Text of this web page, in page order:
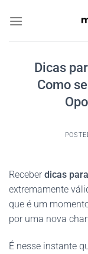
Dicas
Como
Receberdicas
extremamente
que é um
por uma nova
É nesse instante